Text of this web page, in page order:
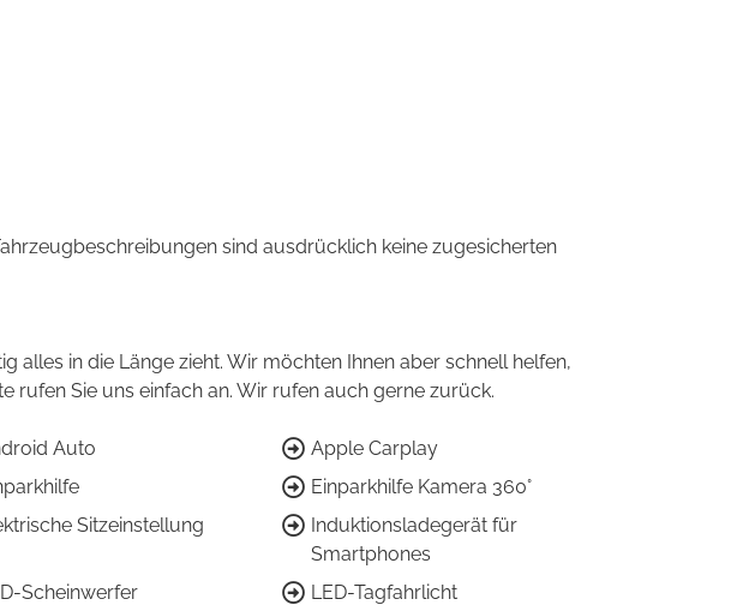
sind ausdrücklich keine zugesicherten
alles in die Länge zieht. Wir möchten Ihnen aber schnell helfen,
rufen Sie uns einfach an. Wir rufen auch gerne zurück.
Auto
Apple Carplay
Einparkhilfe Kamera 360°
Sitzeinstellung
Induktionsladegerät für
Smartphones
Scheinwerfer LED-Tagfahrlicht